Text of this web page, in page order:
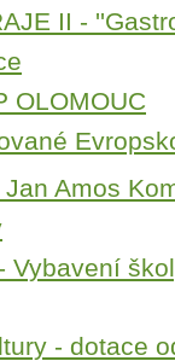
II -
OLOMOUC
Amos
Vybavení
- dotace